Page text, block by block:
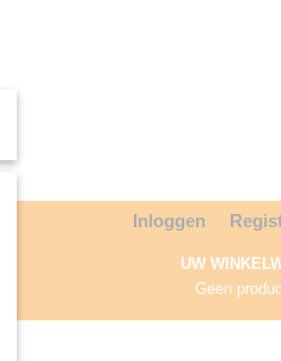
Inloggen
UW
Geen